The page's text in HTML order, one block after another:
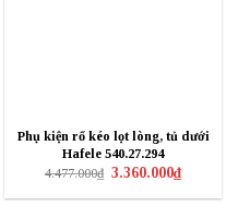
Phụ kiện rổ kéo lọt lòng, tủ dưới
Hafele 540.27.294
4.477.000₫ Giá
là:
3.360.000₫Giá
hiện
tại